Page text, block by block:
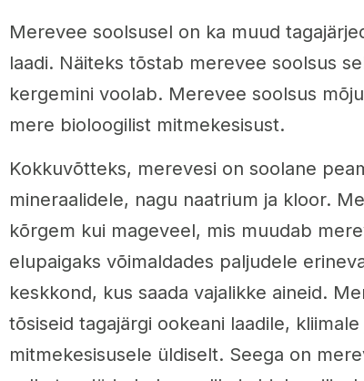
Merevee soolsusel on ka muud
laadi. Näiteks tõstab merevee soolsus
kergemini voolab. Merevee soolsus
mere bioloogilist mitmekesisust.
Kokkuvõtteks, merevesi on soolane
mineraalidele, nagu naatrium ja kloor.
kõrgem kui mageveel, mis muudab
elupaigaks võimaldades paljudele
keskkond, kus saada vajalikke aineid.
tõsiseid tagajärgi ookeani laadile,
mitmekesisusele üldiselt. Seega on